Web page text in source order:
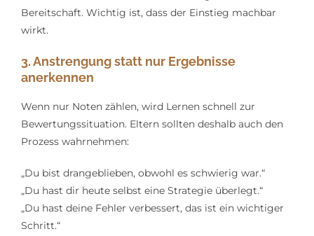
Bereitschaft. Wichtig ist, dass der Einstieg machbar
wirkt.
3. Anstrengung statt nur Ergebnisse
anerkennen
Wenn nur Noten zählen, wird Lernen schnell zur
Bewertungssituation. Eltern sollten deshalb auch den
Prozess wahrnehmen:
„Du bist drangeblieben, obwohl es schwierig war.“
„Du hast dir heute selbst eine Strategie überlegt.“
„Du hast deine Fehler verbessert, das ist ein wichtiger
Schritt.“